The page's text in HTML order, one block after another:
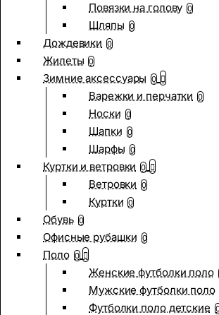
Повязки на голову 0
Шляпы 0
Дождевики 0
Жилеты 0
Зимние аксессуары 0
Варежки и перчатки 0
Носки 0
Шапки 0
Шарфы 0
Куртки и ветровки 0
Ветровки 0
Куртки 0
Обувь 0
Офисные рубашки 0
Поло 0
Женские футболки поло
Мужские футболки поло
Футболки поло детские